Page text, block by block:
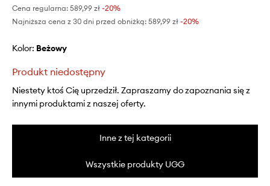
Cena regularna: 589,99 zł -20%
Najniższa cena z 30 dni przed obniżką: 589,99 zł -20%
Kolor: beżowy
Produkt niedostępny
Niestety ktoś Cię uprzedził. Zapraszamy do zapoznania się z
innymi produktami z naszej oferty.
Inne z tej kategorii
Wszystkie produkty UGG